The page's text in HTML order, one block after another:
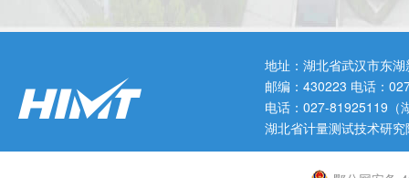
地址：湖北省武汉市东
邮编：430223 电话：
电话：027-81925119（
湖北省计量测试技术研